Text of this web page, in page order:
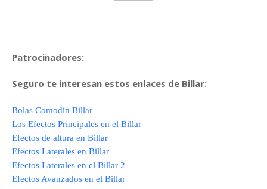
Patrocinadores:
Seguro te interesan estos enlaces de Billar:
Bolas Comodín Billar
Los Efectos Principales en el Billar
Efectos de altura en Billar
Efectos Laterales en Billar
Efectos Laterales en el Billar 2
Efectos Avanzados en el Billar